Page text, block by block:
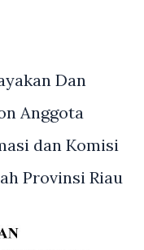
Dan
Anggota
dan Komisi
Provinsi Riau